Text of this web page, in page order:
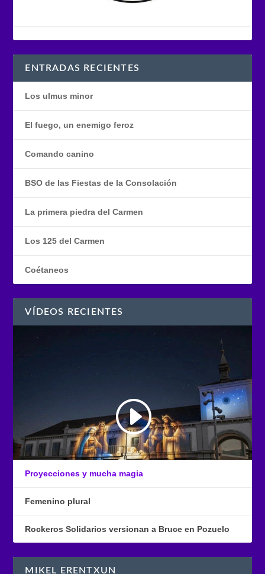
ENTRADAS RECIENTES
Los ulmus minor
El fuego, un enemigo feroz
Comando canino
BSO de las Fiestas de la Consolación
La primera piedra del Carmen
Los 125 del Carmen
Coétaneos
VÍDEOS RECIENTES
Proyecciones y mucha magia
Femenino plural
Rockeros Solidarios versionan a Bruce en Pozuelo
MIKEL ERENTXUN